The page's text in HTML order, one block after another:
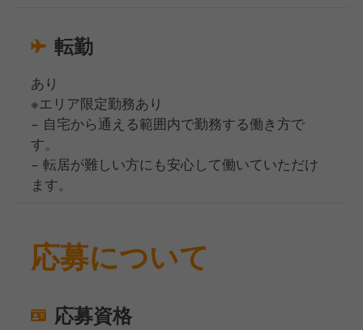
転勤
あり
※エリア限定勤務あり
− 自宅から通える範囲内で勤務する働き方で
す。
− 転居が難しい方にも安心して働いていただけ
ます。
応募について
応募資格